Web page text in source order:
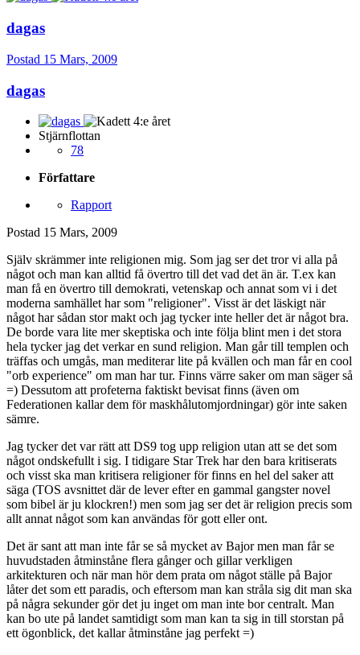
dagas
Postad 15 Mars, 2009
dagas
Stjärnflottan
78
Författare
Rapport
Postad 15 Mars, 2009
Själv skrämmer inte religionen mig. Som jag ser det tror vi alla på
något och man kan alltid få övertro till det vad det än är. T.ex kan
man få en övertro till demokrati, vetenskap och annat som vi i det
moderna samhället har som "religioner". Visst är det läskigt när
något har sådan stor makt och jag tycker inte heller det är något bra.
De borde vara lite mer skeptiska och inte följa blint men i det stora
hela tycker jag det verkar en sund religion. Man går till templen och
träffas och umgås, man mediterar lite på kvällen och man får en cool
"orb experience" om man har tur. Finns värre saker om man säger så
=) Dessutom att profeterna faktiskt bevisat finns (även om
Federationen kallar dem för maskhålutomjordningar) gör inte saken
sämre.
Jag tycker det var rätt att DS9 tog upp religion utan att se det som
något ondskefullt i sig. I tidigare Star Trek har den bara kritiserats
och visst ska man kritisera religioner för finns en hel del saker att
säga (TOS avsnittet där de lever efter en gammal gangster novel
som bibel är ju klockren!) men som jag ser det är religion precis som
allt annat något som kan användas för gott eller ont.
Det är sant att man inte får se så mycket av Bajor men man får se
huvudstaden åtminståne flera gånger och gillar verkligen
arkitekturen och när man hör dem prata om något ställe på Bajor
låter det som ett paradis, och eftersom man kan stråla sig dit man ska
på några sekunder gör det ju inget om man inte bor centralt. Man
kan bo ute på landet samtidigt som man kan ta sig in till storstan på
ett ögonblick, det kallar åtminståne jag perfekt =)